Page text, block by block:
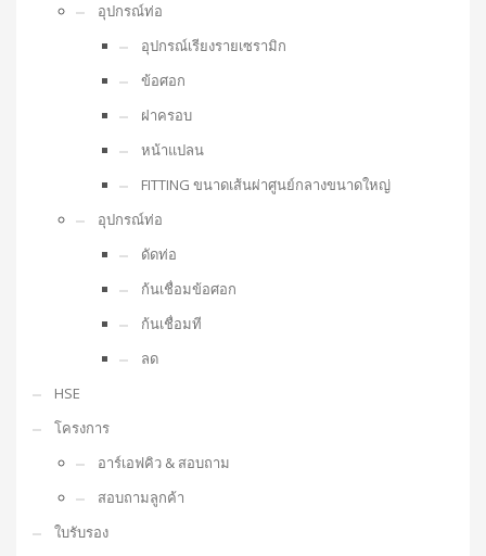
อุปกรณ์ท่อ
อุปกรณ์เรียงรายเซรามิก
ข้อศอก
ฝาครอบ
หน้าแปลน
FITTING ขนาดเส้นผ่าศูนย์กลางขนาดใหญ่
อุปกรณ์ท่อ
ดัดท่อ
ก้นเชื่อมข้อศอก
ก้นเชื่อมที
ลด
HSE
โครงการ
อาร์เอฟคิว & สอบถาม
สอบถามลูกค้า
ใบรับรอง